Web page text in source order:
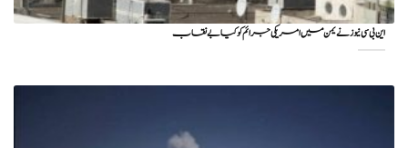
این بی سی نیوز نے یمن میں امریکی جرائم کو کیا بے نقاب